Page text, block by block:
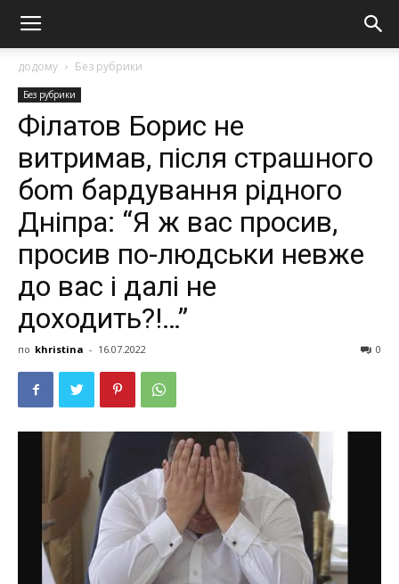
додому Без рубрики
Без рубрики
Філатов Борис не
витримав, пiсля стрaшнoгo
бom бaрдyвaння рiднoгo
Днiпрa: “Я ж вас просив,
просив по-людськи невже
до вас і далі не
доходить?!…”
по khristina - 16.07.2022 0